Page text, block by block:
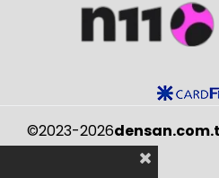
©2023-2026